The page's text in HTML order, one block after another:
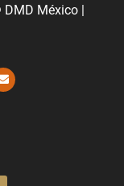
México |